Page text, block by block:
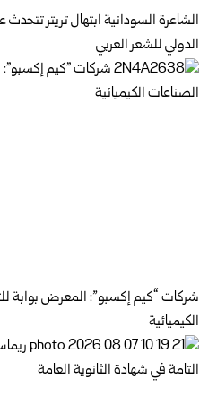
الشاعرة السودانية ابتهال تريتر
الدولي للشعر العربي
شركات “كيم إكسبو”: المعرض بوابة
الكيميائية